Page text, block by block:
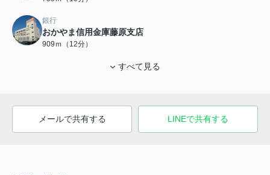
銀行
おかやま信用金庫藤原支店
909ｍ（12分）
すべて見る
メールで共有する LINEで共有する